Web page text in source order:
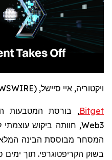
ויקטוריה, איי סיישל, July 27, 2025 (GLOBE NEWSWIRE) --
Bitget, בורסת המטבעות
Web3
, חוותה ביקוש
המסחר מבוססת הבינה
בשוק הקריפטוגרפי. תוך